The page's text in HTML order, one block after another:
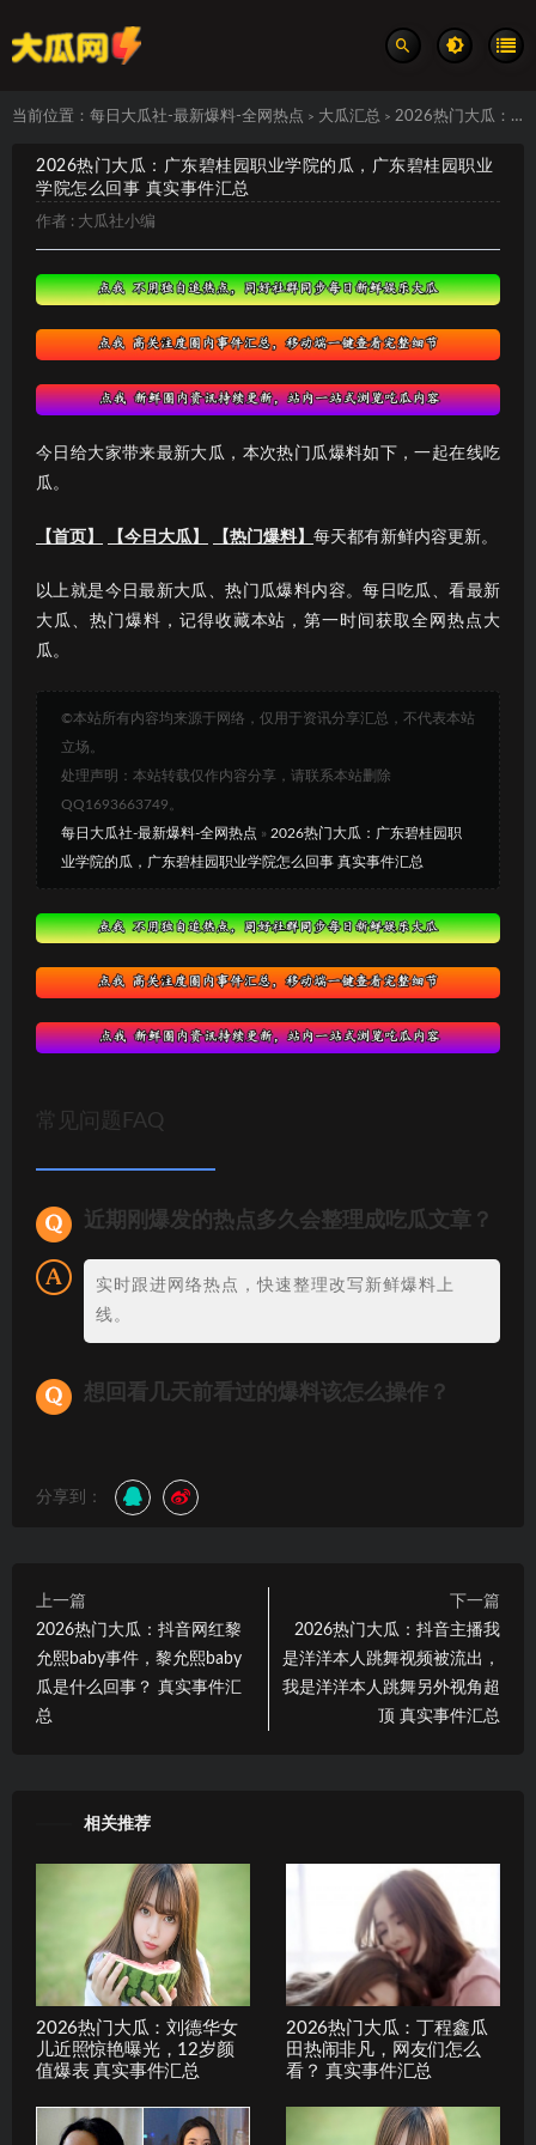
当前位置： 每日大瓜社-最新爆料-全网热点 > 大瓜汇总 > 2026热门大瓜：广东碧桂园职业学院的瓜，广东碧桂园职业学院怎么回事 真实事件汇总
2026热门大瓜：广东碧桂园职业学院的瓜，广东碧桂园职业
学院怎么回事 真实事件汇总
作者 : 大瓜社小编
今日给大家带来最新大瓜，本次热门瓜爆料如下，一起在线吃
瓜。
【首页】 【今日大瓜】 【热门爆料】 每天都有新鲜内容更新。
以上就是今日最新大瓜、热门瓜爆料内容。每日吃瓜、看最新
大瓜、热门爆料，记得收藏本站，第一时间获取全网热点大
瓜。
©本站所有内容均来源于网络，仅用于资讯分享汇总，不代表本站
立场。
处理声明：本站转载仅作内容分享，请联系本站删除
QQ1693663749。
每日大瓜社-最新爆料-全网热点 » 2026热门大瓜：广东碧桂园职
业学院的瓜，广东碧桂园职业学院怎么回事 真实事件汇总
常见问题FAQ
近期刚爆发的热点多久会整理成吃瓜文章？
实时跟进网络热点，快速整理改写新鲜爆料上
线。
想回看几天前看过的爆料该怎么操作？
分享到：
上一篇
2026热门大瓜：抖音网红黎
允熙baby事件，黎允熙baby
瓜是什么回事？ 真实事件汇
总
下一篇
2026热门大瓜：抖音主播我
是洋洋本人跳舞视频被流出，
我是洋洋本人跳舞另外视角超
顶 真实事件汇总
相关推荐
2026热门大瓜：刘德华女
儿近照惊艳曝光，12岁颜
值爆表 真实事件汇总
2026热门大瓜：丁程鑫瓜
田热闹非凡，网友们怎么
看？ 真实事件汇总